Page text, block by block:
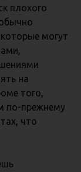
плохого
могут
на
того,
по-прежнему
что